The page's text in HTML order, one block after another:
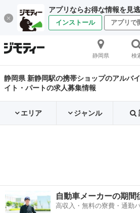
アプリならお得な情報を見
インストール アプリで
静岡県 検
静岡県 新静岡駅の携帯ショップのアルバ
イト・パートの求人募集情報
エリア ジャンル
自動車メーカーの期間
高収入・無料の寮費・通勤